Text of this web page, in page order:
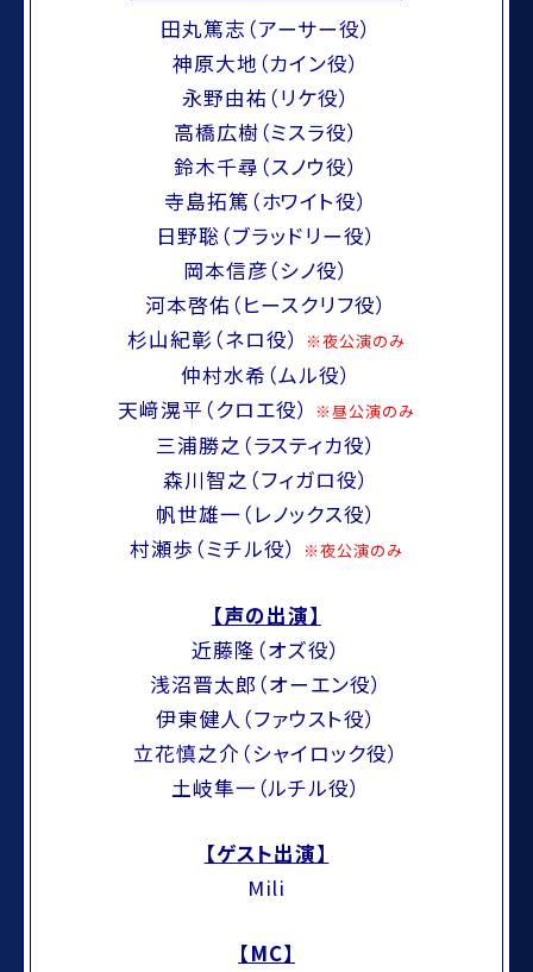
田丸篤志（アーサー役）
神原大地（カイン役）
永野由祐（リケ役）
高橋広樹（ミスラ役）
鈴木千尋（スノウ役）
寺島拓篤（ホワイト役）
日野聡（ブラッドリー役）
岡本信彦（シノ役）
河本啓佑（ヒースクリフ役）
杉山紀彰（ネロ役）
※夜公演のみ
仲村水希（ムル役）
天﨑滉平（クロエ役）
※昼公演のみ
三浦勝之（ラスティカ役）
森川智之（フィガロ役）
帆世雄一（レノックス役）
村瀬歩（ミチル役）
※夜公演のみ
【声の出演】
近藤隆（オズ役）
浅沼晋太郎（オーエン役）
伊東健人（ファウスト役）
立花慎之介（シャイロック役）
土岐隼一（ルチル役）
【ゲスト出演】
Mili
【MC】